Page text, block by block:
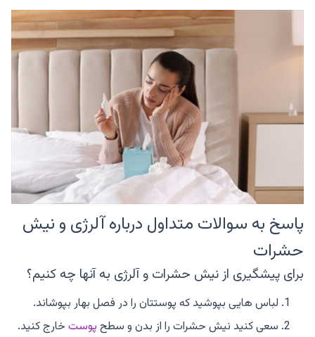
پاسخ به سوالات متداول درباره آلرژی و نیش
حشرات
برای پیشگیری از نیش حشرات و آلرژی به آنها چه کنیم؟
لباس هایی بپوشید که پوستتان را در فصل بهار بپوشاند.
سعی کنید نیش حشرات را از بدن و سطح پوست خارج کنید.